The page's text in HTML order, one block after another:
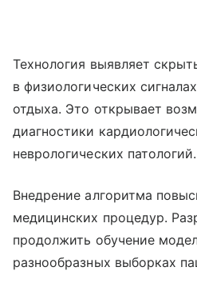
Технология выявляет
в физиологических
отдыха. Это открывает
диагностики
неврологических патологий.
Внедрение алгоритма
медицинских процедур.
продолжить обучение
разнообразных выборках